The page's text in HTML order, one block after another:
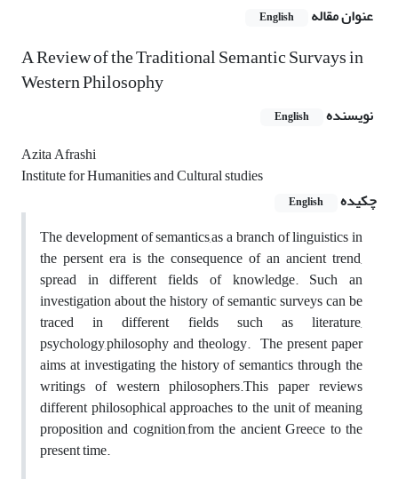
عنوان مقاله English
A Review of the Traditional Semantic Survays in
Western Philosophy
نویسنده English
Azita Afrashi
Institute for Humanities and Cultural studies
چکیده
English
The development of semantics,as a branch of linguistics in
the persent era is the consequence of an ancient trend,
spread in different fields of knowledge. Such an
investigation about the history of semantic surveys can be
traced in different fields such as literature,
psychology,philosophy and theology. The present paper
aims at investigating the history of semantics through the
writings of western philosophers.This paper reviews
different philosophical approaches to the unit of meaning
proposition and cognition,from the ancient Greece to the
present time.